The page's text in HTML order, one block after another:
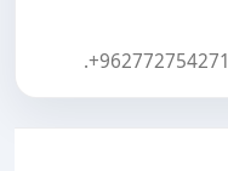
+962772754271
.